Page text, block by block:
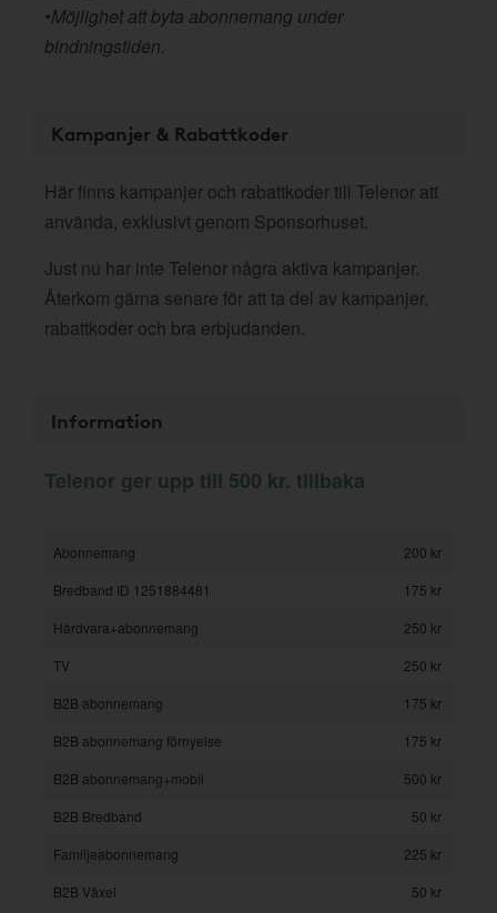
•Möjlighet att byta abonnemang under
bindningstiden.
Kampanjer & Rabattkoder
Här finns kampanjer och rabattkoder till Telenor att
använda, exklusivt genom Sponsorhuset.
Just nu har inte Telenor några aktiva kampanjer.
Återkom gärna senare för att ta del av kampanjer,
rabattkoder och bra erbjudanden.
Information
Telenor ger upp till 500 kr. tillbaka
Abonnemang
200 kr
Bredband ID 1251884481
175 kr
Hårdvara+abonnemang
250 kr
TV
250 kr
B2B abonnemang
175 kr
B2B abonnemang förnyelse
175 kr
B2B abonnemang+mobil
500 kr
B2B Bredband
50 kr
Familjeabonnemang
225 kr
B2B Växel
50 kr